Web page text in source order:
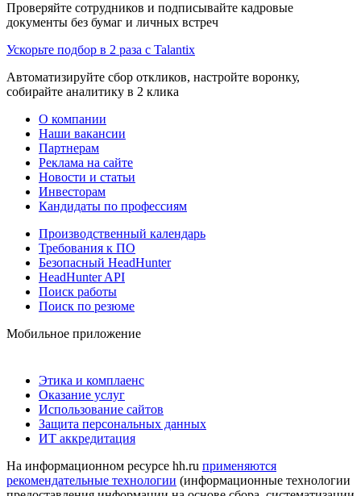
Проверяйте сотрудников и подписывайте кадровые
документы без бумаг и личных встреч
Ускорьте подбор в 2 раза с Talantix
Автоматизируйте сбор откликов, настройте воронку,
собирайте аналитику в 2 клика
О компании
Наши вакансии
Партнерам
Реклама на сайте
Новости и статьи
Инвесторам
Кандидаты по профессиям
Производственный календарь
Требования к ПО
Безопасный HeadHunter
HeadHunter API
Поиск работы
Поиск по резюме
Мобильное приложение
Этика и комплаенс
Оказание услуг
Использование сайтов
Защита персональных данных
ИТ аккредитация
На информационном ресурсе hh.ru применяются
рекомендательные технологии (информационные технологии